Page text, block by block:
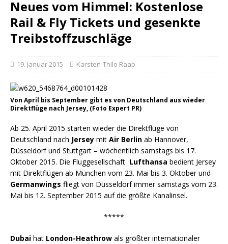
Neues vom Himmel: Kostenlose
Rail & Fly Tickets und gesenkte
Treibstoffzuschläge
19. Januar 2015 Karsten-Thilo Raab
Von April bis September gibt es von Deutschland aus wieder
Direktflüge nach Jersey, (Foto Expert PR)
Ab 25. April 2015 starten wieder die Direktflüge von
Deutschland nach Jersey mit Air Berlin ab Hannover,
Düsseldorf und Stuttgart – wöchentlich samstags bis 17.
Oktober 2015. Die Fluggesellschaft Lufthansa bedient Jersey
mit Direktflügen ab München vom 23. Mai bis 3. Oktober und
Germanwings fliegt von Düsseldorf immer samstags vom 23.
Mai bis 12. September 2015 auf die größte Kanalinsel.
*****
Dubai hat London-Heathrow als größter internationaler